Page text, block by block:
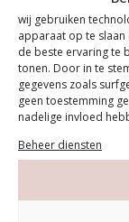
wij gebruiken
apparaat op te
de beste ervaring te
tonen. Door in te
gegevens zoals
geen toestemming
nadelige invloed
Beheer diensten
Contact
Tanthofdreef
015-2120822